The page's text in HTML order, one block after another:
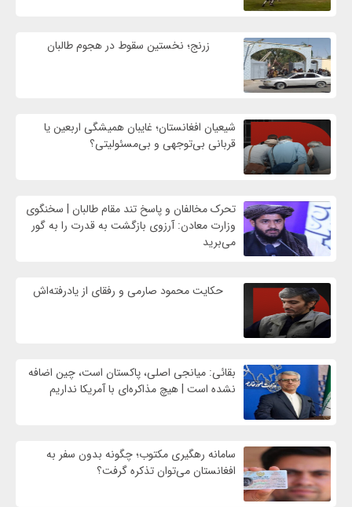
زرنج؛ نخستین سقوط در هجوم طالبان
شیعیان افغانستان؛ غایبان همیشگی اربعین یا
قربانی بی‌توجهی و بی‌مسئولیتی؟
تحرک مخالفان و پاسخ تند مقام طالبان | سخنگوی
وزارت معادن: آرزوی بازگشت به قدرت را به گور
می‌برید
حکایت محمود صارمی و رفقای از یادرفته‌اش
بقائی: میانجی اصلی، پاکستان است، چین اضافه
نشده است | هیچ مذاکره‌ای با آمریکا نداریم
سامانه رهگیری مکتوب؛ چگونه بدون سفر به
افغانستان می‌توان تذکره گرفت؟